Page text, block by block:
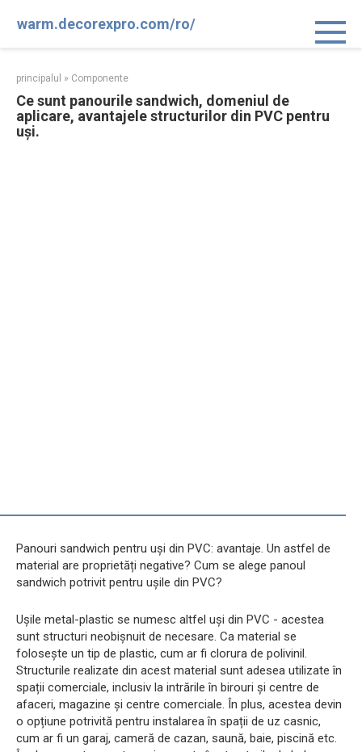
warm.decorexpro.com/ro/
principalul » Componente
Ce sunt panourile sandwich, domeniul de
aplicare, avantajele structurilor din PVC pentru
uși.
Panouri sandwich pentru uși din PVC: avantaje. Un astfel de
material are proprietăți negative? Cum se alege panoul
sandwich potrivit pentru ușile din PVC?
Ușile metal-plastic se numesc altfel uși din PVC - acestea
sunt structuri neobișnuit de necesare. Ca material se
folosește un tip de plastic, cum ar fi clorura de polivinil.
Structurile realizate din acest material sunt adesea utilizate în
spații comerciale, inclusiv la intrările în birouri și centre de
afaceri, magazine și centre comerciale. În plus, acestea devin
o opțiune potrivită pentru instalarea în spații de uz casnic,
cum ar fi un garaj, cameră de cazan, saună, baie, piscină etc.